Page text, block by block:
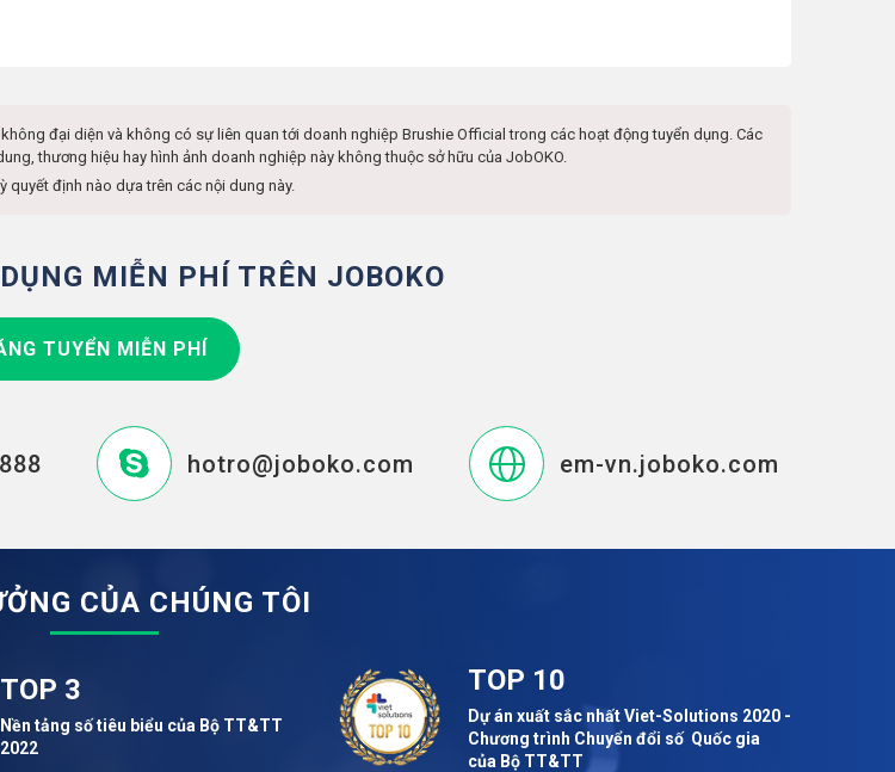
đại diện và không có sự liên quan tới doanh nghiệp Brushie Official trong các hoạt động tuyển dụng. Các
thương hiệu hay hình ảnh doanh nghiệp này không thuộc sở hữu của JobOKO.
định nào dựa trên các nội dung này.
MIỄN PHÍ TRÊN JOBOKO
TUYỂN MIỄN PHÍ
hotro@joboko.com em-vn.joboko.com
CỦA CHÚNG TÔI
TOP 3
Nền tảng số tiêu biểu của Bộ TT&TT
2022
TOP 10
Dự án xuất sắc nhất Viet-Solutions 2020 -
Chương trình Chuyển đổi số Quốc gia
của Bộ TT&TT